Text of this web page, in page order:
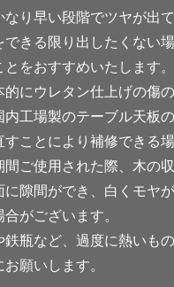
なり早い段階でツヤが出
できる限り出したくない
とをおすすめいたします。
的にウレタン仕上げの傷
内工場製のテーブル天板
すことにより補修できる
間ご使用された際、木の
に隙間ができ、白くモヤ
合がございます。
鉄瓶など、過度に熱いも
お願いします。